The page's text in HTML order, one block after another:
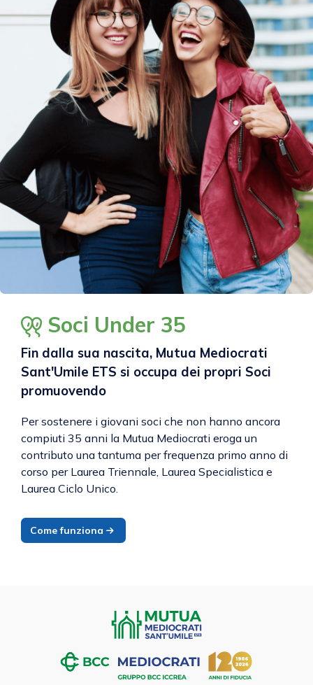
Soci Under 35
Fin dalla sua nascita, Mutua Mediocrati
Sant'Umile ETS si occupa dei propri Soci
promuovendo
Per sostenere i giovani soci che non hanno ancora
compiuti 35 anni la Mutua Mediocrati eroga un
contributo una tantuma per frequenza primo anno di
corso per Laurea Triennale, Laurea Specialistica e
Laurea Ciclo Unico.
Come funziona